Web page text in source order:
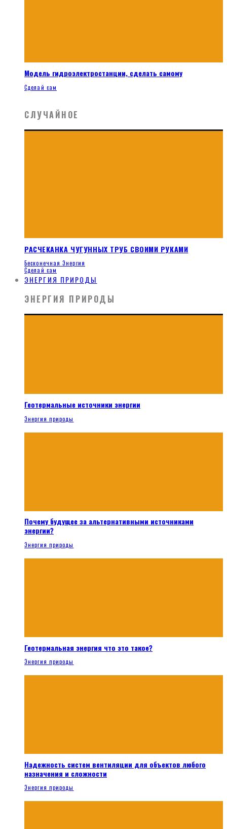
Модель гидроэлектростанции, сделать самому
Сделай сам
СЛУЧАЙНОЕ
РАСЧЕКАНКА ЧУГУННЫХ ТРУБ СВОИМИ РУКАМИ
Бесконечная Энергия
Сделай сам
ЭНЕРГИЯ ПРИРОДЫ
ЭНЕРГИЯ ПРИРОДЫ
Геотермальные источники энергии
Энергия природы
Почему будущее за альтернативными источниками
энергии?
Энергия природы
Геотермальная энергия что это такое?
Энергия природы
Надежность систем вентиляции для объектов любого
назначения и сложности
Энергия природы